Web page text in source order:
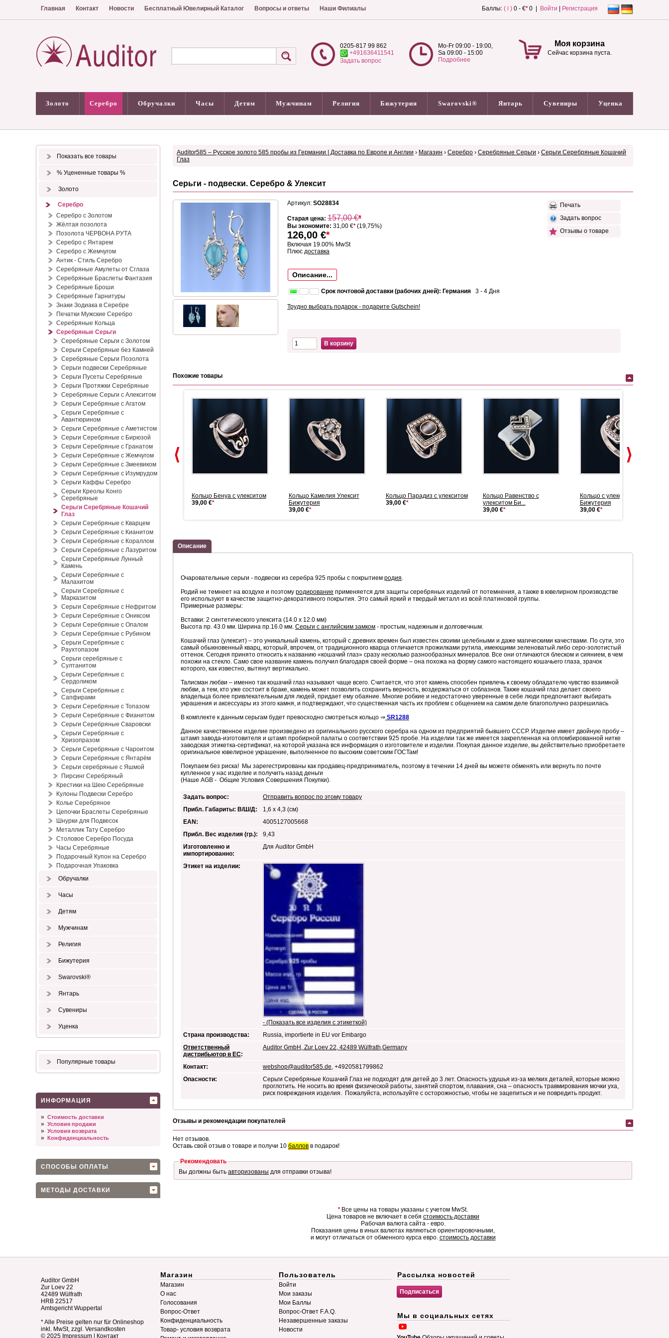
Главная Контакт Новости Бесплатный Ювелирный Каталог Вопросы и ответы Наши Филиалы Баллы: ( i ) 0 - €*0 | Войти Регистрация
0205-817 99 862
+491636411541
Задать вопрос
Mo-Fr 09:00 - 19:00,
Sa 09:00 - 15:00
Подробнее
Моя корзина
Сейчас корзина пуста.
Золото Серебро Обручалки Часы Детям Мужчинам Религия Бижутерия Swarovski® Янтарь Сувениры Уценка
Показать все товары
% Уцененные товары %
Золото
Серебро
Серебро с Золотом
Жёлтая позолота
Позолота ЧЕРВОНА РУТА
Серебро с Янтарем
Серебро с Жемчугом
Антик - Стиль Серебро
Серебряные Амулеты от Сглаза
Серебряные Браслеты Фантазия
Серебряные Броши
Серебряные Гарнитуры
Знаки Зодиака в Серебре
Печатки Мужские Серебро
Серебряные Кольца
Серебряные Серьги
Серебряные Серьги с Золотом
Серьги Серебряные без Камней
Серебряные Серьги Позолота
Серьги подвески Серебряные
Серьги Пусеты Серебряные
Серьги Протяжки Серебряные
Серебряные Серьги с Алекситом
Серьги Серебряные с Агатом
Серьги Серебряные с
Авантюрином
Серьги Серебряные с Аметистом
Серьги Серебряные с Бирюзой
Серьги Серебряные с Гранатом
Серьги Серебряные с Жемчугом
Серьги Серебряные с Змеевиком
Серьги Серебряные с Изумрудом
Серьги Каффы Серебро
Серьги Креолы Конго
Серебряные
Серьги Серебряные Кошачий
Глаз
Серьги Серебряные с Кварцем
Серьги Серебряные с Кианитом
Серьги Серебряные с Кораллом
Серьги Серебряные с Лазуритом
Серьги Серебряные Лунный
Камень
Серьги Серебряные с
Малахитом
Серьги Серебряные с
Марказитом
Серьги Серебряные с Нефритом
Серьги Серебряные с Ониксом
Серьги Серебряные с Опалом
Серьги Серебряные с Рубином
Серьги Серебряные с
Раухтопазом
Серьги серебряные с
Султанитом
Серьги Серебряные с
Сердоликом
Серьги Серебряные с
Сапфирами
Серьги Серебряные с Топазом
Серьги Серебряные с Фианитом
Серьги Серебряные Сваровски
Серьги Серебряные с
Хризопразом
Серьги Серебряные с Чароитом
Серьги Серебряные с Янтарём
Серьги серебряные с Яшмой
Пирсинг Серебряный
Крестики на Шею Серебряные
Кулоны Подвески Серебро
Колье Серебряное
Цепочки Браслеты Серебряные
Шнурки для Подвесок
Металлик Тату Серебро
Столовое Серебро Посуда
Часы Серебряные
Подарочный Купон на Серебро
Подарочная Упаковка
Обручалки
Часы
Детям
Мужчинам
Религия
Бижутерия
Swarovski®
Янтарь
Сувениры
Уценка
Популярные товары
ИНФОРМАЦИЯ
» Стоимость доставки
» Условия продажи
» Условия возврата
» Конфиденциальность
СПОСОБЫ ОПЛАТЫ
МЕТОДЫ ДОСТАВКИ
Auditor585 – Русское золото 585 пробы из Германии | Доставка по Европе и Англии › Магазин › Серебро › Серебряные Серьги › Серьги Серебряные Кошачий
Глаз
Серьги - подвески. Серебро & Улексит
Артикул: SO28834
Старая цена: 157,00€*
Вы экономите: 31,00 €*(19,75%)
126,00 €*
Включая 19.00% MwSt
Плюс доставка
Описание...
Срок почтовой доставки (рабочих дней): Германия 3 - 4 Дня
Трудно выбрать подарок - подарите Gutschein!
Печать
Задать вопрос
Отзывы о товаре
В корзину
Похожие товары
кольцо
Серебряное кольцо. Улексит
Кольцо Бенуа с улекситом
39,00 €*
Кольцо Камелия Улексит
Бижутерия
39,00 €*
Кольцо Парадиз с улекситом
39,00 €*
Кольцо Равенство с
улекситом Би...
39,00 €*
Кольцо с улекситом
Бижутерия
39,00 €*
Описание
Очаровательные серьги - подвески из серебра 925 пробы с покрытием родия.
Родий не темнеет на воздухе и поэтому родирование применяется для защиты серебряных изделий от потемнения, а также в ювелирном производстве
его используют в качестве защитно-декоративного покрытия. Это самый яркий и твердый металл из всей платиновой группы.
Примерные размеры:
Вставки: 2 синтетического улексита (14.0 х 12.0 мм)
Высота пр. 43.0 мм. Ширина пр.16.0 мм. Серьги с английским замком - простым, надежным и долговечным.
Кошачий глаз (улексит) – это уникальный камень, который с древних времен был известен своими целебными и даже магическими качествами. По сути, это
самый обыкновенный кварц, который, впрочем, от традиционного кварца отличается прожилками рутила, имеющими зеленоватый либо серо-золотистый
оттенок. Сегодня принято относить к названию «кошачий глаз» сразу несколько разнообразных минералов. Все они отличаются блеском и сиянием, в чем
похожи на стекло. Само свое название камень получил благодаря своей форме – она похожа на форму самого настоящего кошачьего глаза, зрачок
которого, как известно, вытянут вертикально.
Талисман любви – именно так кошачий глаз называют чаще всего. Считается, что этот камень способен привлечь к своему обладателю чувство взаимной
любви, а тем, кто уже состоит в браке, камень может позволить сохранить верность, воздержаться от соблазнов. Также кошачий глаз делает своего
владельца более привлекательным для людей, придает ему обаяние. Многие робкие и недостаточно уверенные в себе люди предпочитают выбирать
украшения и аксессуары из этого камня, и подтверждают, что существенная часть их проблем с общением на самом деле благополучно разрешилась
В комплекте к данным серьгам будет превосходно смотреться кольцо ⇒ SR1288
Данное качественное изделие произведено из оригинального русского серебра на одном из предприятий бывшего СССР. Изделие имеет двойную пробу –
штамп завода-изготовителя и штамп пробирной палаты о соответствии 925 пробе. На изделии так же имеется закрепленная на опломбированной нитке
заводская этикетка-сертификат, на которой указана вся информация о изготовителе и изделии. Покупая данное изделие, вы действительно приобретаете
оригинальное ювелирное украшение, выполненное по высоким советским ГОСТам!
Покупаем без риска! Мы зарегестрированы как продавец-предприниматель, поэтому в течении 14 дней вы можете обменять или вернуть по почте
купленное у нас изделие и получить назад деньги
(Наше AGB - Общие Условия Совершения Покупки).
Задать вопрос:
Отправить вопрос по этому товару
Прибл. Габариты: В/Ш/Д:
1,6 x 4,3 (см)
EAN:
4005127005668
Прибл. Вес изделия (гр.):
9,43
Изготовленно и
импортированно:
Для Auditor GmbH
Этикет на изделии:
- (Показать все изделия с этикеткой)
Страна производства:
Russia, importierte in EU vor Embargo
Ответственный
дистрибьютор в ЕС:
Auditor GmbH, Zur Loev 22, 42489 Wülfrath,Germany
Контакт: webshop@auditor585.de, +4920581799862
Опасности:
Серьги Серебряные Кошачий Глаз не подходят для детей до 3 лет. Опасность удушья из-за мелких деталей, которые можно
проглотить. Не носить во время физической работы, занятий спортом, плавания, сна – опасность травмирования мочки уха,
риск повреждения изделия. Пожалуйста, используйте с осторожностью, чтобы не зацепиться и не повредить продукт.
Отзывы и рекомендации покупателей
Нет отзывов.
Оставь свой отзыв о товаре и получи 10 баллов в подарок!
Рекомендовать
Вы должны быть авторизованы для отправки отзыва!
*Все цены на товары указаны с учетом MwSt.
Цена товаров не включает в себя стоимость доставки
Рабочая валюта сайта - евро.
Показания цены в иных валютах являються ориентировочными,
и могут отличаться от обменного курса евро. стоимость доставки
Auditor GmbH
Zur Loev 22
42489 Wülfrath
HRB 22517
Amtsgericht Wuppertal
* Alle Preise gelten nur für Onlineshop
inkl. MwSt, zzgl. Versandkosten
© 2025 Impressum | Контакт
Магазин
Магазин
О нас
Голосования
Вопрос-Ответ
Конфиденциальность
Товар- условия возврата
Пользователь
Войти
Мои заказы
Мои Баллы
Вопрос-Ответ F.A.Q.
Незавершенные заказы
Новости
Рассылка новостей
Мы в социальных сетях